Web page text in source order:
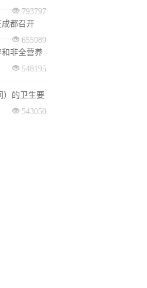
793797
都召开
655989
非全营养
548195
）的卫生要
543050